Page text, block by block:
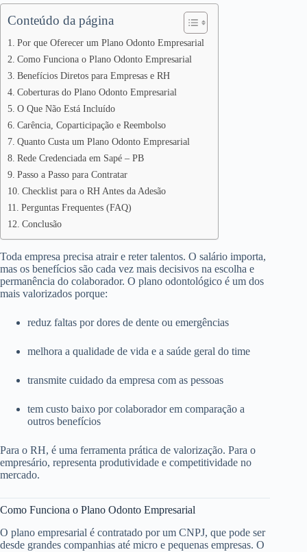
Conteúdo da página
Por que Oferecer um Plano Odonto Empresarial
Como Funciona o Plano Odonto Empresarial
Benefícios Diretos para Empresas e RH
Coberturas do Plano Odonto Empresarial
O Que Não Está Incluído
Carência, Coparticipação e Reembolso
Quanto Custa um Plano Odonto Empresarial
Rede Credenciada em Sapé – PB
Passo a Passo para Contratar
Checklist para o RH Antes da Adesão
Perguntas Frequentes (FAQ)
Conclusão
Toda empresa precisa atrair e reter talentos. O salário importa,
mas os benefícios são cada vez mais decisivos na escolha e
permanência do colaborador. O plano odontológico é um dos
mais valorizados porque:
reduz faltas por dores de dente ou emergências
melhora a qualidade de vida e a saúde geral do time
transmite cuidado da empresa com as pessoas
tem custo baixo por colaborador em comparação a
outros benefícios
Para o RH, é uma ferramenta prática de valorização. Para o
empresário, representa produtividade e competitividade no
mercado.
Como Funciona o Plano Odonto Empresarial
O plano empresarial é contratado por um CNPJ, que pode ser
desde grandes companhias até micro e pequenas empresas. O